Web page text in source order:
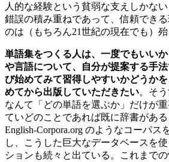
人的な経験という貧弱な支えしかな
錯誤の積み重ねであって、信頼でき
のは（もちろん21世紀の現在でも）殆
単語集をつくる人は、一度でもいい
や言語について、自分が提案する手
び始めてみて習得しやすいかどうか
めてから出版していただきたい。そ
なんて「どの単語を選ぶか」だけが
ていどのことであれば既に辞書があ
English-Corpora.org のようなコーパス
し、こうした巨大なデータベースを
ションも続々と出ている。これまで